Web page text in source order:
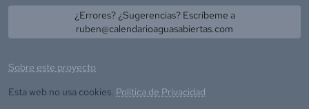
¿Errores? ¿Sugerencias? Escríbeme a
ruben@calendarioaguasabiertas.com
Sobre este proyecto
Esta web no usa cookies. Política de Privacidad